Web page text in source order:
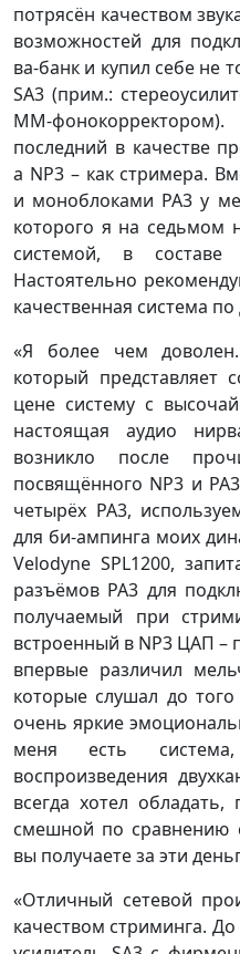
потрясён качеством
возможностей для
ва-банк и купил себе не
SA3 (прим.:
MM-
последний в качестве
а NP3 – как стримера.
и моноблоками PA3 у
которого я на седьмом
системой, в
Настоятельно
качественная система
«Я более чем
который представляет
цене систему с
настоящая аудио
возникло после
посвящённого NP3 и
четырёх PA3,
для би-ампинга моих
Velodyne SPL1200,
разъёмов PA3 для
получаемый при
встроенный в NP3 ЦАП
впервые различил
которые слушал до
очень яркие
меня есть
воспроизведения
всегда хотел
смешной по сравнению
вы получаете за эти
«Отличный сетевой
качеством стриминга.